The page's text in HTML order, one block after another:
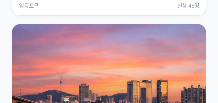
영등포구 신청 48명